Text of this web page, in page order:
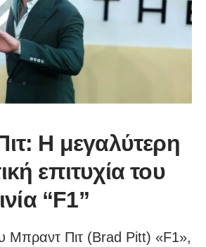
Η μεγαλύτερη
επιτυχία του
“F1”
Μπραντ Πιτ (Brad Pitt) «F1»,